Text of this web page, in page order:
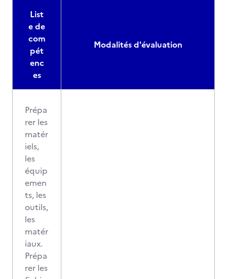
List
e de
com
pét
enc
es
Modalités d'évaluation
Prépa
rer les
matér
iels,
les
équip
emen
ts, les
outils,
les
matér
iaux.
Prépa
rer les